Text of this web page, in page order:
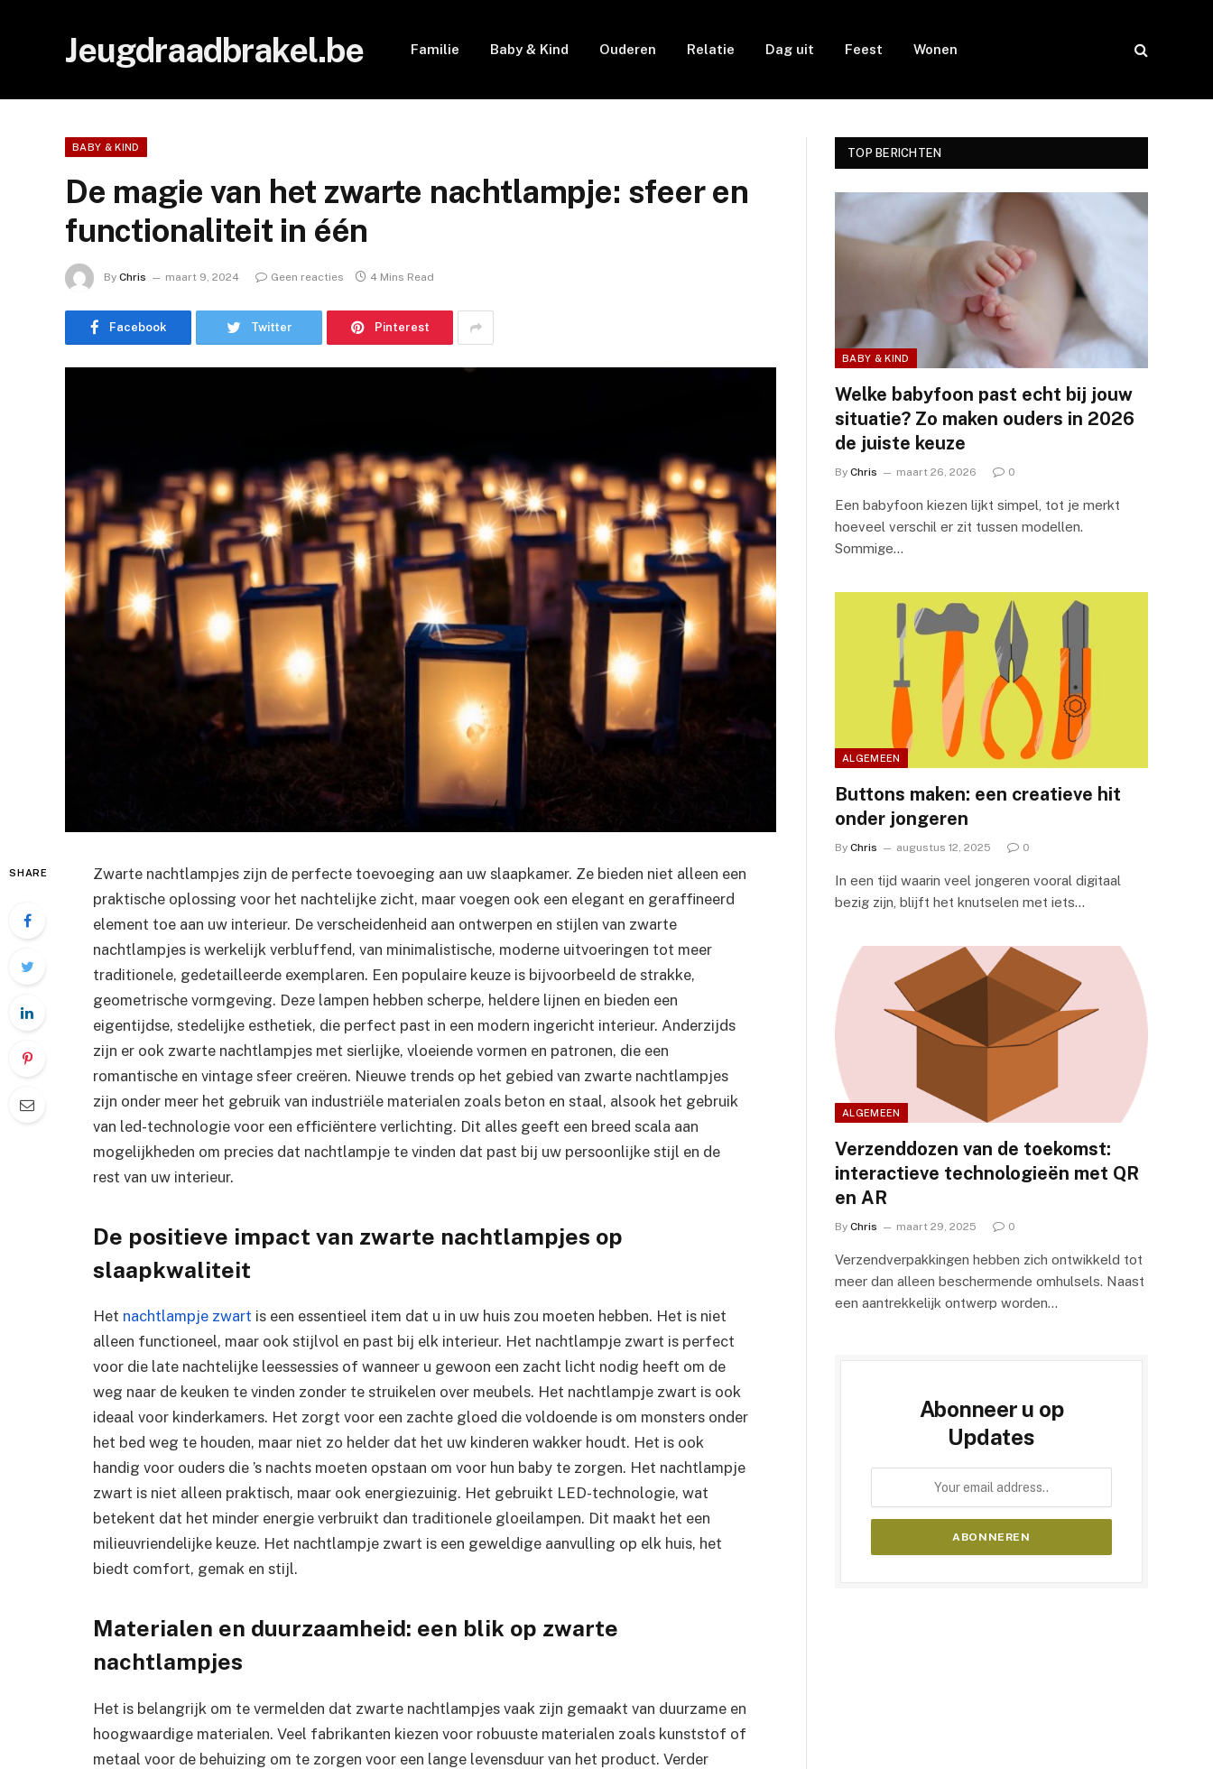
Jeugdraadbrakel.be Familie Baby & Kind Ouderen Relatie Dag uit Feest Wonen
BABY & KIND
De magie van het zwarte nachtlampje: sfeer en
functionaliteit in één
By Chris maart 9, 2024 Geen reacties 4 Mins Read
Facebook Twitter Pinterest
SHARE
Zwarte nachtlampjes zijn de perfecte toevoeging aan uw slaapkamer. Ze bieden niet alleen een
praktische oplossing voor het nachtelijke zicht, maar voegen ook een elegant en geraffineerd
element toe aan uw interieur. De verscheidenheid aan ontwerpen en stijlen van zwarte
nachtlampjes is werkelijk verbluffend, van minimalistische, moderne uitvoeringen tot meer
traditionele, gedetailleerde exemplaren. Een populaire keuze is bijvoorbeeld de strakke,
geometrische vormgeving. Deze lampen hebben scherpe, heldere lijnen en bieden een
eigentijdse, stedelijke esthetiek, die perfect past in een modern ingericht interieur. Anderzijds
zijn er ook zwarte nachtlampjes met sierlijke, vloeiende vormen en patronen, die een
romantische en vintage sfeer creëren. Nieuwe trends op het gebied van zwarte nachtlampjes
zijn onder meer het gebruik van industriële materialen zoals beton en staal, alsook het gebruik
van led-technologie voor een efficiëntere verlichting. Dit alles geeft een breed scala aan
mogelijkheden om precies dat nachtlampje te vinden dat past bij uw persoonlijke stijl en de
rest van uw interieur.
De positieve impact van zwarte nachtlampjes op
slaapkwaliteit
Het nachtlampje zwart is een essentieel item dat u in uw huis zou moeten hebben. Het is niet
alleen functioneel, maar ook stijlvol en past bij elk interieur. Het nachtlampje zwart is perfect
voor die late nachtelijke leessessies of wanneer u gewoon een zacht licht nodig heeft om de
weg naar de keuken te vinden zonder te struikelen over meubels. Het nachtlampje zwart is ook
ideaal voor kinderkamers. Het zorgt voor een zachte gloed die voldoende is om monsters onder
het bed weg te houden, maar niet zo helder dat het uw kinderen wakker houdt. Het is ook
handig voor ouders die ’s nachts moeten opstaan om voor hun baby te zorgen. Het nachtlampje
zwart is niet alleen praktisch, maar ook energiezuinig. Het gebruikt LED-technologie, wat
betekent dat het minder energie verbruikt dan traditionele gloeilampen. Dit maakt het een
milieuvriendelijke keuze. Het nachtlampje zwart is een geweldige aanvulling op elk huis, het
biedt comfort, gemak en stijl.
Materialen en duurzaamheid: een blik op zwarte
nachtlampjes
Het is belangrijk om te vermelden dat zwarte nachtlampjes vaak zijn gemaakt van duurzame en
hoogwaardige materialen. Veel fabrikanten kiezen voor robuuste materialen zoals kunststof of
metaal voor de behuizing om te zorgen voor een lange levensduur van het product. Verder
TOP BERICHTEN
BABY & KIND
Welke babyfoon past echt bij jouw
situatie? Zo maken ouders in 2026
de juiste keuze
By Chris maart 26, 2026 0
Een babyfoon kiezen lijkt simpel, tot je merkt
hoeveel verschil er zit tussen modellen.
Sommige…
ALGEMEEN
Buttons maken: een creatieve hit
onder jongeren
By Chris augustus 12, 2025 0
In een tijd waarin veel jongeren vooral digitaal
bezig zijn, blijft het knutselen met iets…
ALGEMEEN
Verzenddozen van de toekomst:
interactieve technologieën met QR
en AR
By Chris maart 29, 2025 0
Verzendverpakkingen hebben zich ontwikkeld tot
meer dan alleen beschermende omhulsels. Naast
een aantrekkelijk ontwerp worden…
Abonneer u op
Updates